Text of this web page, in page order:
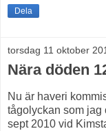
Dela
torsdag 11 oktober
Nära döden
Nu är haveri
tågolyckan som jag
sept 2010 vid